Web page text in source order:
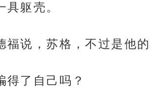
躯壳。
说，苏格，不过是他
得了自己吗？